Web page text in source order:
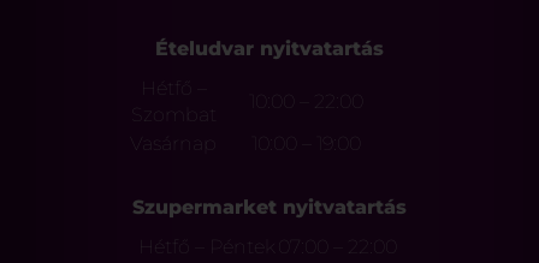
Ételudvar nyitvatartás
Hétfő –
Szombat
10:00 – 22:00
Vasárnap
Szupermarket nyitvatartás
Hétfő – Péntek
07:00 – 22:00